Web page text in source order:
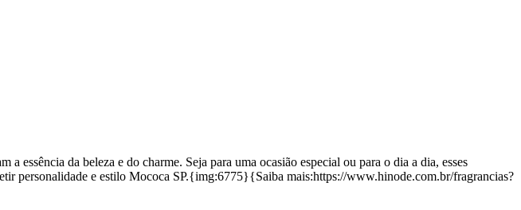
essência da beleza e do charme. Seja para uma ocasião especial ou para o dia a dia, esses
personalidade e estilo Mococa SP.{img:6775}{Saiba mais:https://www.hinode.com.br/fragrancias?